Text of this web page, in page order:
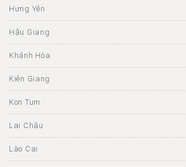
Hưng Yên
Hậu Giang
Khánh Hòa
Kiên Giang
Kon Tum
Lai Châu
Lào Cai